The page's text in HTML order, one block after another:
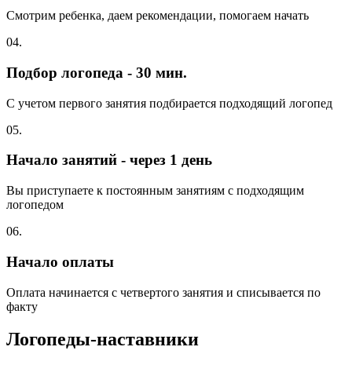
Смотрим ребенка, даем рекомендации, помогаем начать
04.
Подбор логопеда - 30 мин.
С учетом первого занятия подбирается подходящий логопед
05.
Начало занятий - через 1 день
Вы приступаете к постоянным занятиям с подходящим
логопедом
06.
Начало оплаты
Оплата начинается с четвертого занятия и списывается по
факту
Логопеды-наставники